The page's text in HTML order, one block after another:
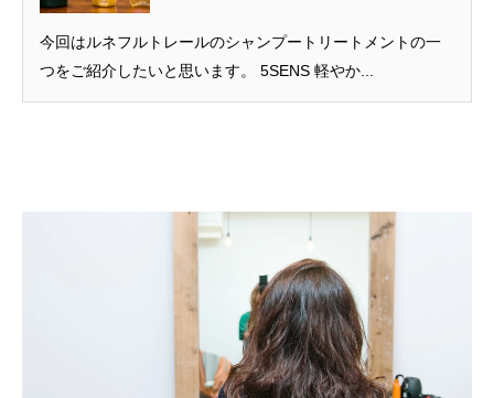
今回はルネフルトレールのシャンプートリートメントの一
つをご紹介したいと思います。 5SENS 軽やか...